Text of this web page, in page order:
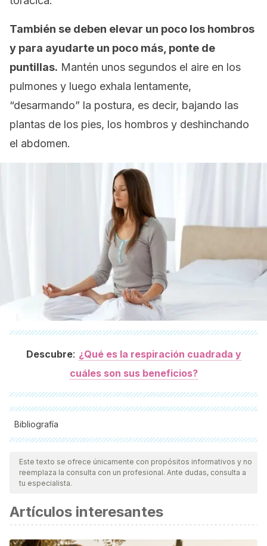
También se deben elevar un poco los hombros
y para ayudarte un poco más, ponte de
puntillas. Mantén unos segundos el aire en los
pulmones y luego exhala lentamente,
“desarmando” la postura, es decir, bajando las
plantas de los pies, los hombros y deshinchando
el abdomen.
Descubre: ¿Qué es la respiración cuadrada y
cuáles son sus beneficios?
Bibliografía
Todas las fuentes citadas fueron revisadas a profundidad por
nuestro equipo, para asegurar su calidad, confiabilidad,
vigencia y validez.La bibliografía de este artículo fue
científica.
Brown RP., Gerbarg PL.(2009). Yoga breathing,
Este texto se ofrece únicamente con propósitos informativos y no
reemplaza la consulta con un profesional. Ante dudas, consulta a
tu especialista.
Artículos interesantes